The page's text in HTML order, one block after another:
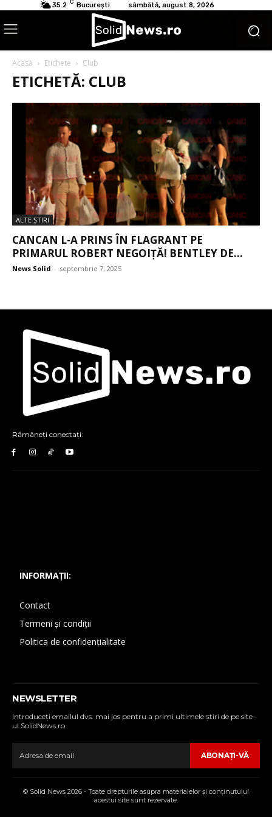
35.2 C București sâmbătă, august 8, 2026
Acasă Etichete Club
ETICHETĂ: CLUB
ALTE ŞTIRI
CANCAN L-A PRINS ÎN FLAGRANT PE
PRIMARUL ROBERT NEGOIȚĂ! BENTLEY DE...
News Solid - septembrie 7, 2025
Rămâneți conectați:
INFORMAȚII:
Contact
Termeni și condiții
Politica de confidențialitate
NEWSLETTER
Introduceţi emailul dvs. mai jos pentru a primi ultimele ştiri de pe site-
ul SolidNews.ro
ABONAŢI-VĂ
© Solid News 2026 - Toate drepturile asupra materialelor şi conţinutului
acestui site sunt rezervate.